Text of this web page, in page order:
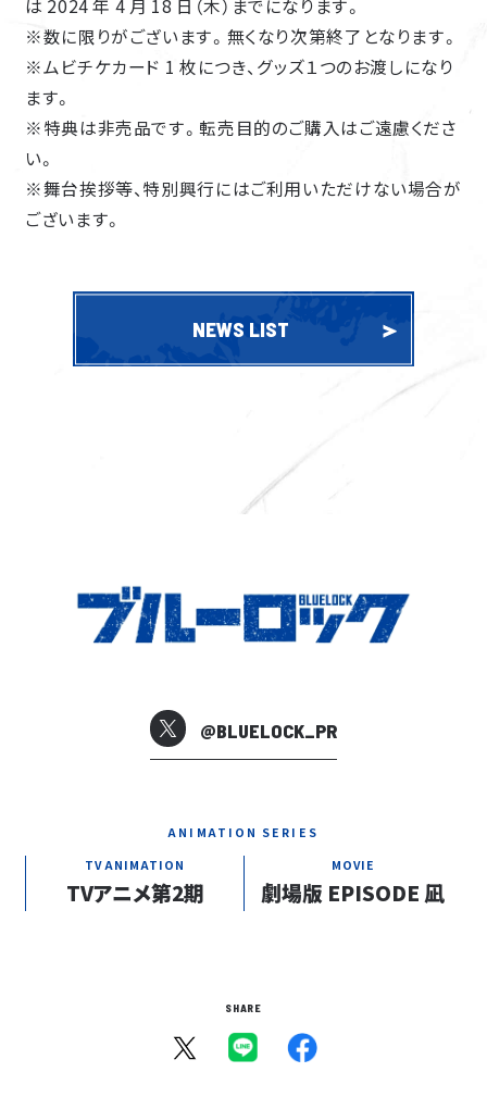
は 2024 年 4 月 18 日（木）までになります。
※数に限りがございます。無くなり次第終了となります。
※ムビチケカード 1 枚につき、グッズ１つのお渡しになり
ます。
※特典は非売品です。転売目的のご購入はご遠慮くださ
い。
※舞台挨拶等、特別興行にはご利用いただけない場合が
ございます。
NEWS LIST
@BLUELOCK_PR
ANIMATION SERIES
TV ANIMATION
TVアニメ第2期
MOVIE
劇場版 EPISODE 凪
SHARE